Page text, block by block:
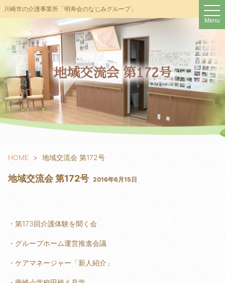
t
o
g
g
n
a
v
i
g
a
t
Menu
川崎市の介護事業所「明寿会のなじみグループ」
地域交流会 第172号
HOME 地域交流会 第172号
地域交流会 第172号 2016年6月15日
・第173回介護体験を聞く会
・グループホーム運営推進会議
・ケアマネージャー「新人紹介」